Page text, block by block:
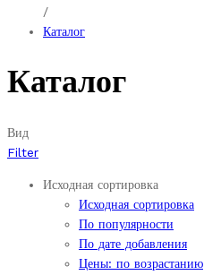
/
Каталог
Каталог
Вид
Filter
Исходная сортировка
Исходная сортировка
По популярности
По дате добавления
Цены: по возрастанию